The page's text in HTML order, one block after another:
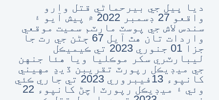
ديا ڀيل جي بيرحماڻي قتل وارو
واقعو 27 ڊسمبر 2022 ۾ پيش آيو ۽
سندس لاش جي پوسٽ مارٽم سميت موقعي
واردات تان هٿ آيل 67 ڄڻن جي رت جا
جزا 01 جنوري 2023 تي ڪيميڪل
ليبارٽري سکر موڪليا ويا هئا جنهن
جي ميڊيڪل رپورٽ تقريبن ڏيڍ مهيني
کانپوء 13فيبروري 2023 تي جاري ڪئي
وئي ۽ ميڊيڪل رپورٽ اچڻ کانپوء 22